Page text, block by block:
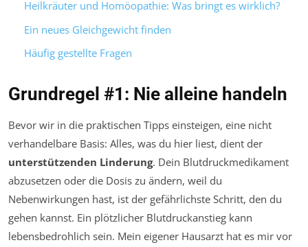
Heilkräuter und Homöopathie: Was bringt es wirklich?
Ein neues Gleichgewicht finden
Häufig gestellte Fragen
Grundregel #1: Nie alleine handeln
Bevor wir in die praktischen Tipps einsteigen, eine nicht
verhandelbare Basis: Alles, was du hier liest, dient der
unterstützenden Linderung. Dein Blutdruckmedikament
abzusetzen oder die Dosis zu ändern, weil du
Nebenwirkungen hast, ist der gefährlichste Schritt, den du
gehen kannst. Ein plötzlicher Blutdruckanstieg kann
lebensbedrohlich sein. Mein eigener Hausarzt hat es mir vor